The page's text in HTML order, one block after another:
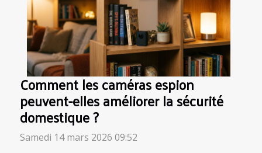
Comment les caméras espion
peuvent-elles améliorer la sécurité
domestique ?
Samedi 14 mars 2026 09:52